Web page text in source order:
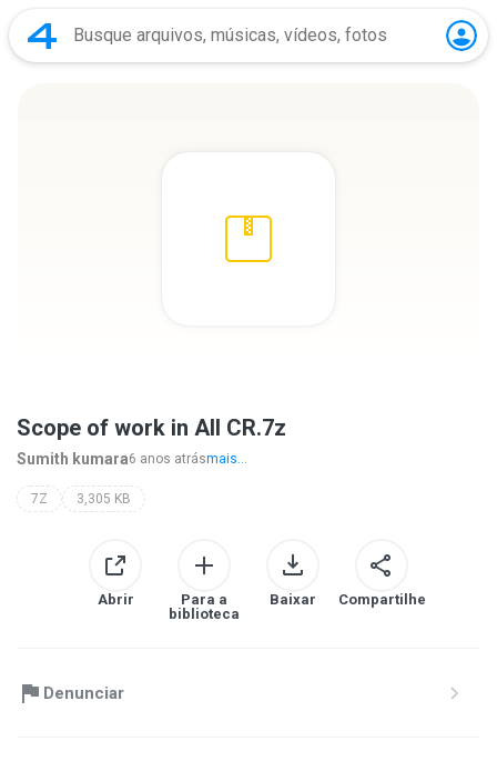
Scope of work in All CR.7z
Sumith kumara6 anos atrásmais...
7Z 3,305 KB
Abrir
Para a
biblioteca
Baixar Compartilhe
Denunciar